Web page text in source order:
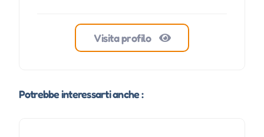
Visita profilo
Potrebbe interessarti anche :